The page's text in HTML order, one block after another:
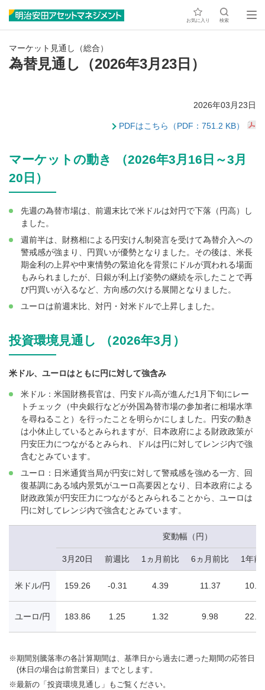
お気に入り 検索
マーケット見通し（総合）
為替見通し（2026年3月23日）
2026年03月23日
PDFはこちら（PDF：751.2 KB）
マーケットの動き （2026年3月16日～3月
20日）
先週の為替市場は、前週末比で米ドルは対円で下落（円高）し
ました。
週前半は、財務相による円安けん制発言を受けて為替介入への
警戒感が強まり、円買いが優勢となりました。その後は、米長
期金利の上昇や中東情勢の緊迫化を背景にドルが買われる場面
もみられましたが、日銀が利上げ姿勢の継続を示したことで再
び円買いが入るなど、方向感の欠ける展開となりました。
ユーロは前週末比、対円・対米ドルで上昇しました。
投資環境見通し （2026年3月）
米ドル、ユーロはともに円に対して強含み
米ドル：米国財務長官は、円安ドル高が進んだ1月下旬にレー
トチェック（中央銀行などが外国為替市場の参加者に相場水準
を尋ねること）を行ったことを明らかにしました。円安の動き
は小休止しているとみられますが、日本政府による財政政策が
円安圧力につながるとみられ、ドルは円に対してレンジ内で強
含むとみています。
ユーロ：日米通貨当局が円安に対して警戒感を強める一方、回
復基調にある域内景気がユーロ高要因となり、日本政府による
財政政策が円安圧力につながるとみられることから、ユーロは
円に対してレンジ内で強含むとみています。
変動幅（円）
3月20日 前週比 1ヵ月前比 6ヵ月前比 1年前
米ドル/円 159.26 -0.31 4.39 11.37
ユーロ/円 183.86 1.25 1.32 9.98
※期間別騰落率の各計算期間は、基準日から過去に遡った期間の応答日
(休日の場合は前営業日）までとします。
※最新の「投資環境見通し」もご覧ください。